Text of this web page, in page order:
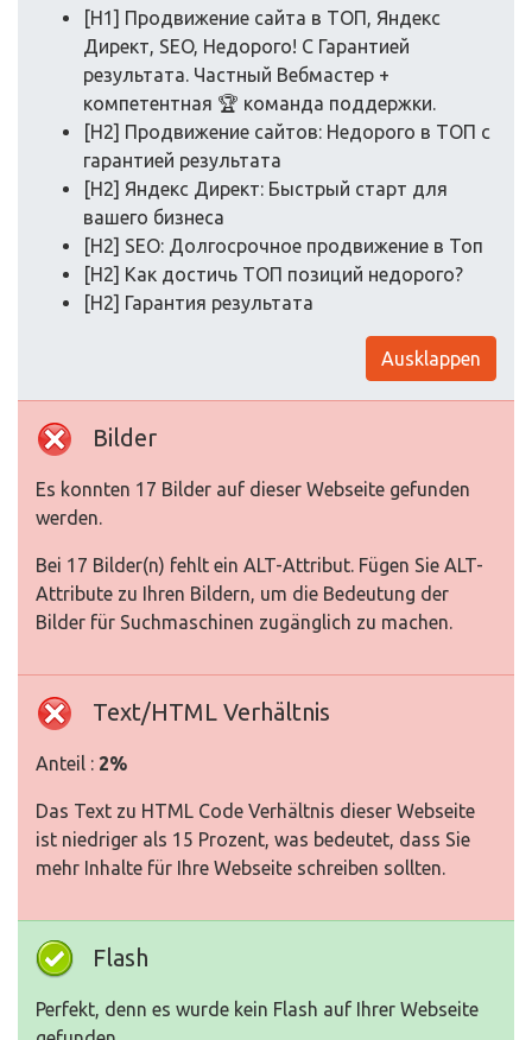
[H1] Продвижение сайта в ТОП, Яндекс
Директ, SEO, Недорого! С Гарантией
результата. Частный Вебмастер +
компетентная 🏆 команда поддержки.
[H2] Продвижение сайтов: Недорого в ТОП с
гарантией результата
[H2] Яндекс Директ: Быстрый старт для
вашего бизнеса
[H2] SEO: Долгосрочное продвижение в Топ
[H2] Как достичь ТОП позиций недорого?
[H2] Гарантия результата
Ausklappen
Bilder
Es konnten 17 Bilder auf dieser Webseite gefunden
werden.
Bei 17 Bilder(n) fehlt ein ALT-Attribut. Fügen Sie ALT-
Attribute zu Ihren Bildern, um die Bedeutung der
Bilder für Suchmaschinen zugänglich zu machen.
Text/HTML Verhältnis
Anteil : 2%
Das Text zu HTML Code Verhältnis dieser Webseite
ist niedriger als 15 Prozent, was bedeutet, dass Sie
mehr Inhalte für Ihre Webseite schreiben sollten.
Flash
Perfekt, denn es wurde kein Flash auf Ihrer Webseite